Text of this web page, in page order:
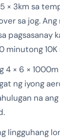
× 3km sa
sa jog.
minutong
4 × 6 ×
ng iyong
na
lingguhang